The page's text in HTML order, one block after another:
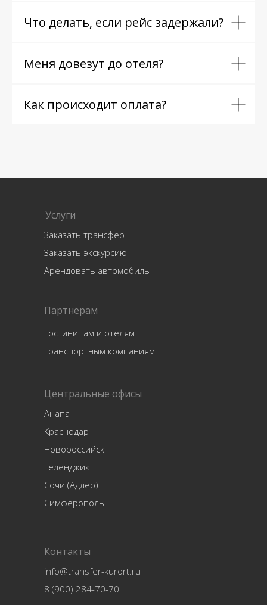
Что делать, если рейс задержали?
Меня довезут до отеля?
Как происходит оплата?
Услуги
Центральные офисы
Заказать трансфер
Заказать экскурсию
Арендовать автомобиль
Анапа
Краснодар
Новороссийск
Геленджик
Сочи (Адлер)
Симферополь
Партнёрам
Гостиницам и отелям
Транспортным компаниям
Контакты
info@transfer-kurort.ru
8 (900) 284-70-70